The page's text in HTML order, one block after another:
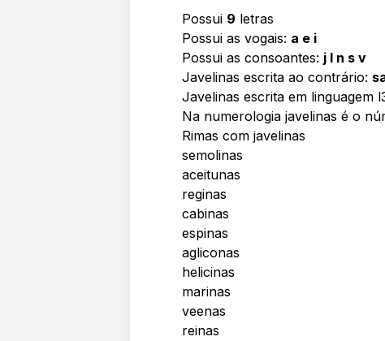
Possui 9 letras
Possui as vogais: a e i
Possui as consoantes: j l n s v
Javelinas escrita ao contrário:
Javelinas escrita em linguagem
Na numerologia javelinas é o
Rimas com javelinas
semolinas
aceitunas
reginas
cabinas
espinas
agliconas
helicinas
marinas
veenas
reinas